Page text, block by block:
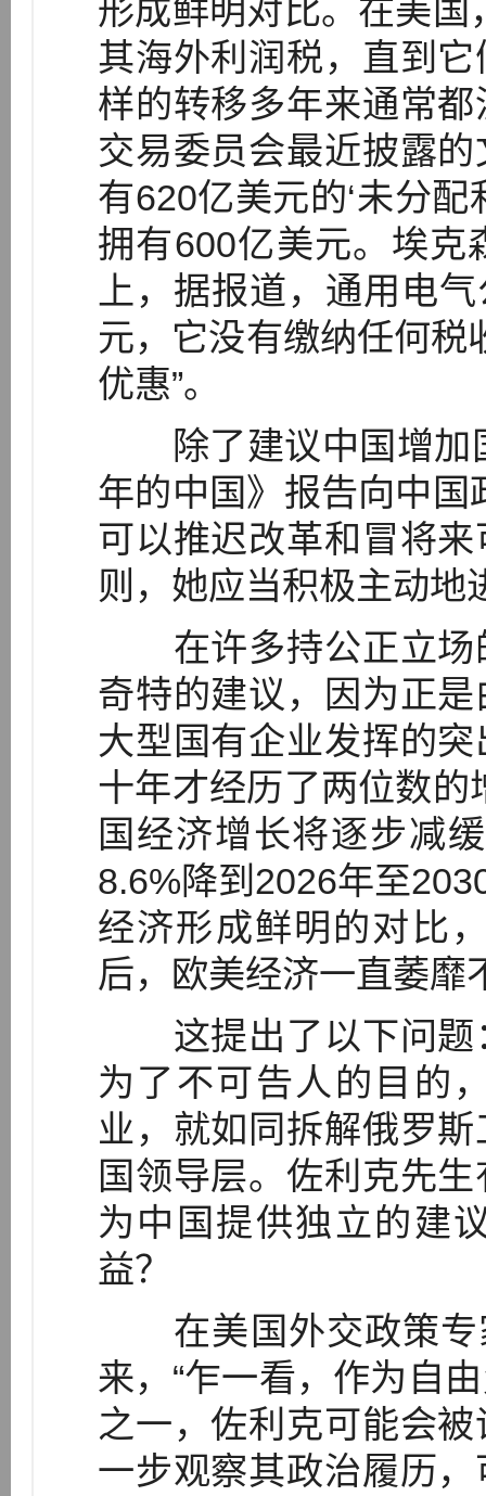
形成鲜明对比。在美国
其海外利润税，直到
样的转移多年来通常
交易委员会最近披露
有620亿美元的‘未分
拥有600亿美元。埃克
上，据报道，通用电
元，它没有缴纳任何税
优惠”。
除了建议中国增加
年的中国》报告向中国
可以推迟改革和冒将
则，她应当积极主动地
在许多持公正立场
奇特的建议，因为正
大型国有企业发挥的
十年才经历了两位数的
国经济增长将逐步减
8.6%降到2026年至
经济形成鲜明的对比
后，欧美经济一直萎靡
这提出了以下问题
为了不可告人的目的
业，就如同拆解俄罗
国领导层。佐利克先
为中国提供独立的建
益？
在美国外交政策专
来，“乍一看，作为自
之一，佐利克可能会
一步观察其政治履历